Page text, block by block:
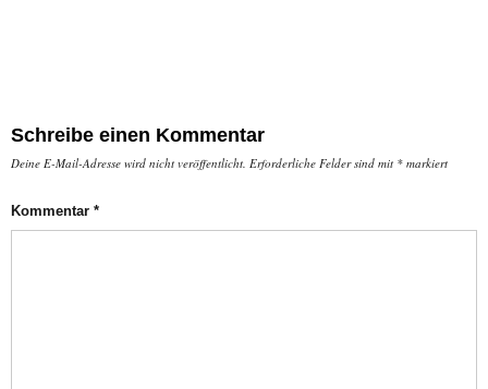
Schreibe einen Kommentar
Deine E-Mail-Adresse wird nicht veröffentlicht. Erforderliche Felder sind mit * markiert
Kommentar *